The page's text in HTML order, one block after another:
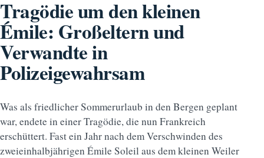
Tragödie um den kleinen
Émile: Großeltern und
Verwandte in
Polizeigewahrsam
Was als friedlicher Sommerurlaub in den Bergen geplant
war, endete in einer Tragödie, die nun Frankreich
erschüttert. Fast ein Jahr nach dem Verschwinden des
zweieinhalbjährigen Émile Soleil aus dem kleinen Weiler